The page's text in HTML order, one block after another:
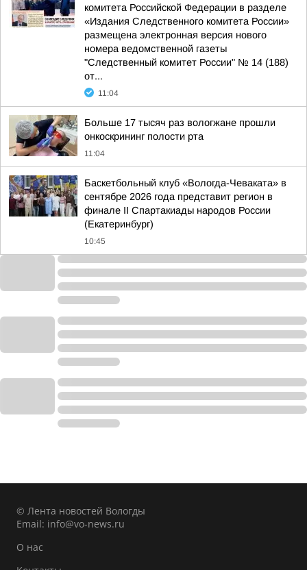
комитета Российской Федерации в разделе
«Издания Следственного комитета России»
размещена электронная версия нового
номера ведомственной газеты
"Следственный комитет России" № 14 (188)
от...
11:04
Больше 17 тысяч раз вологжане прошли
онкоскрининг полости рта
11:04
Баскетбольный клуб «Вологда-Чеваката» в
сентябре 2026 года представит регион в
финале II Спартакиады народов России
(Екатеринбург)
10:45
© Лента новостей Вологды
Email: info@vo-news.ru
О нас